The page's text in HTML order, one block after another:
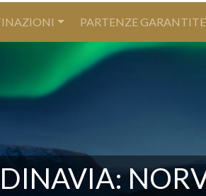
PARTENZE GARANTITE